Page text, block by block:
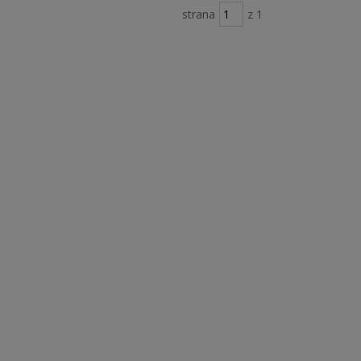
strana z 1